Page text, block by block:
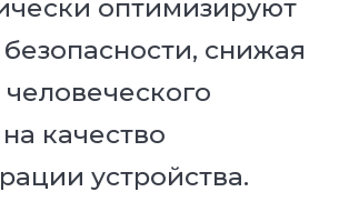
оптимизируют
снижая
качество
устройства.